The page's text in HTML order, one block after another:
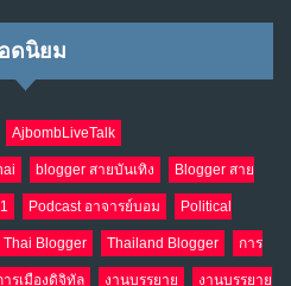
าจที่มองไม่เห็น
ดนิยม
AjbombLiveTalk
blogger สายบันเทิง Blogger สาย
Podcast อาจารย์บอม Political
Thai Blogger Thailand Blogger การ
ารเมืองดิจิทัล งานบรรยาย งานบรรยาย